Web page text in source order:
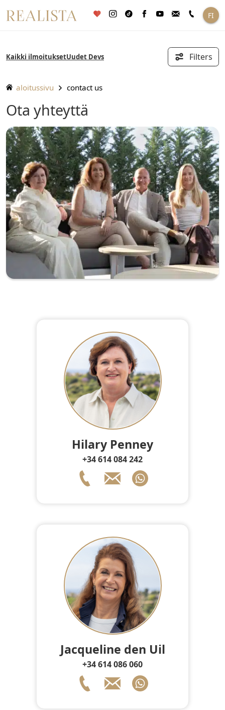
sisältöön
FI
Kaikki ilmoitukset Uudet Devs Filters
aloitussivu contact us
Ota yhteyttä
Hilary Penney
+34 614 084 242
Jacqueline den Uil
+34 614 086 060